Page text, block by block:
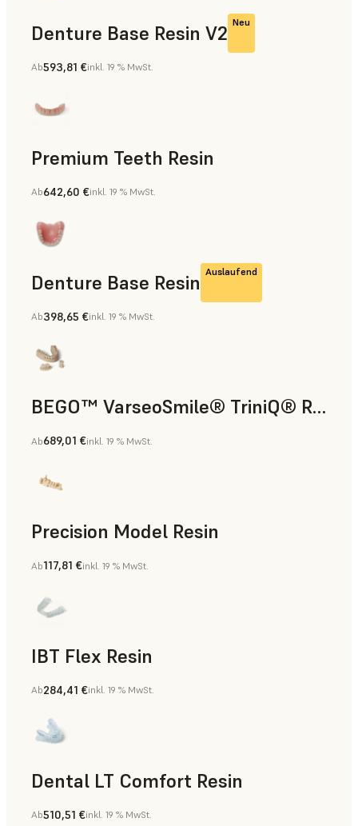
Denture Base Resin V2 Neu
Zahnmedizin
Ab593,81 €inkl. 19 % MwSt.
Premium Teeth Resin
Zahnmedizin
Ab642,60 €inkl. 19 % MwSt.
Denture Base Resin Auslaufend
Zahnmedizin
Ab398,65 €inkl. 19 % MwSt.
BEGO™ VarseoSmile® TriniQ® Resin
Zahnmedizin
Ab689,01 €inkl. 19 % MwSt.
Precision Model Resin
Zahnmedizin
Ab117,81 €inkl. 19 % MwSt.
IBT Flex Resin
Zahnmedizin
Ab284,41 €inkl. 19 % MwSt.
Dental LT Comfort Resin
Zahnmedizin
Ab510,51 €inkl. 19 % MwSt.